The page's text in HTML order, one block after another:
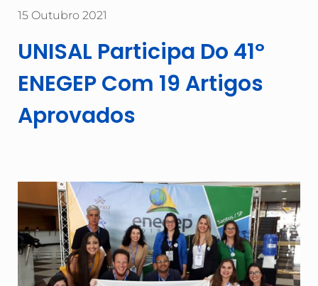
15 Outubro 2021
UNISAL Participa Do 41º
ENEGEP Com 19 Artigos
Aprovados